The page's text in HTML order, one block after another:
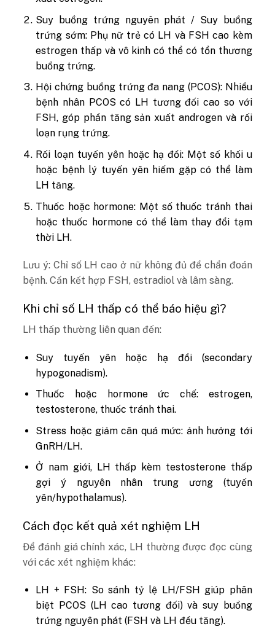
Suy buồng trứng nguyên phát / Suy buồng
trứng sớm: Phụ nữ trẻ có LH và FSH cao kèm
estrogen thấp và vô kinh có thể có tổn thương
buồng trứng.
Hội chứng buồng trứng đa nang (PCOS): Nhiều
bệnh nhân PCOS có LH tương đối cao so với
FSH, góp phần tăng sản xuất androgen và rối
loạn rụng trứng.
Rối loạn tuyến yên hoặc hạ đồi: Một số khối u
hoặc bệnh lý tuyến yên hiếm gặp có thể làm
LH tăng.
Thuốc hoặc hormone: Một số thuốc tránh thai
hoặc thuốc hormone có thể làm thay đổi tạm
thời LH.
Lưu ý: Chỉ số LH cao ở nữ không đủ để chẩn đoán
bệnh. Cần kết hợp FSH, estradiol và lâm sàng.
Khi chỉ số LH thấp có thể báo hiệu gì?
LH thấp thường liên quan đến:
Suy tuyến yên hoặc hạ đồi (secondary
hypogonadism).
Thuốc hoặc hormone ức chế: estrogen,
testosterone, thuốc tránh thai.
Stress hoặc giảm cân quá mức: ảnh hưởng tới
GnRH/LH.
Ở nam giới, LH thấp kèm testosterone thấp
gợi ý nguyên nhân trung ương (tuyến
yên/hypothalamus).
Cách đọc kết quả xét nghiệm LH
Để đánh giá chính xác, LH thường được đọc cùng
với các xét nghiệm khác:
LH + FSH: So sánh tỷ lệ LH/FSH giúp phân
biệt PCOS (LH cao tương đối) và suy buồng
trứng nguyên phát (FSH và LH đều tăng).